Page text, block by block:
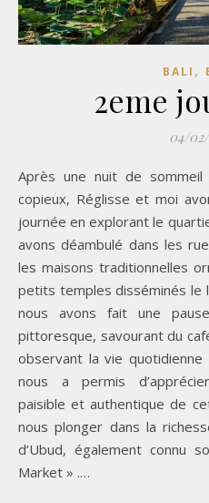
BALI ,
2eme
04/
Après une nuit de sommeil réparatrice et un déjeuner
copieux, Réglisse et moi
journée en explorant le
avons déambulé dans les
les maisons traditionnelles
petits temples disséminés le
nous avons fait une
pittoresque, savourant du
observant la vie
nous a permis
paisible et authentique de
nous plonger dans la
d’Ubud, également connu
Market » .…